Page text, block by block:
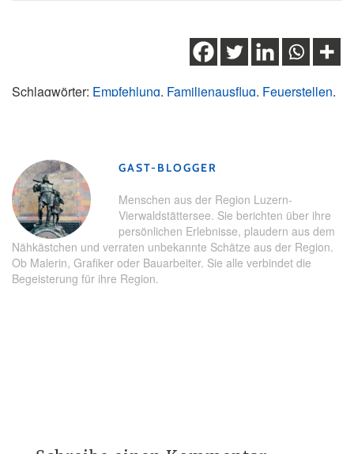
Schlagwörter: Empfehlung, Familienausflug, Feuerstellen,
GAST-BLOGGER
Menschen aus der Region Luzern-
Vierwaldstättersee. Sie berichten über ihre
persönlichen Erlebnisse, plaudern aus dem
Nähkästchen und verraten unbekannte Schätze aus der Region.
Ob Malerin, Grafiker oder Bauarbeiter. Sie alle verbindet die
Begeisterung für ihre Region.